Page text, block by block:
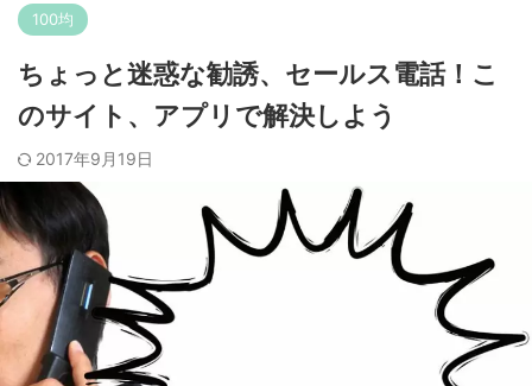
100均
ちょっと迷惑な勧誘、セールス電話！こ
のサイト、アプリで解決しよう
2017年9月19日